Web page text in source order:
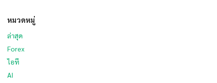
หมวดหมู่
ล่าสุด
Forex
ไอที
AI